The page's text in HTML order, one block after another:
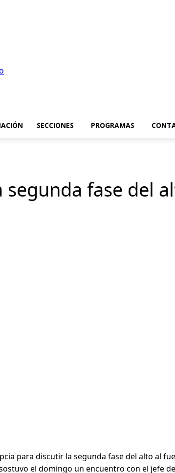
SECCIONES PROGRAMAS
fase del
para discutir la segunda fase del alto al
el domingo un encuentro con el jefe